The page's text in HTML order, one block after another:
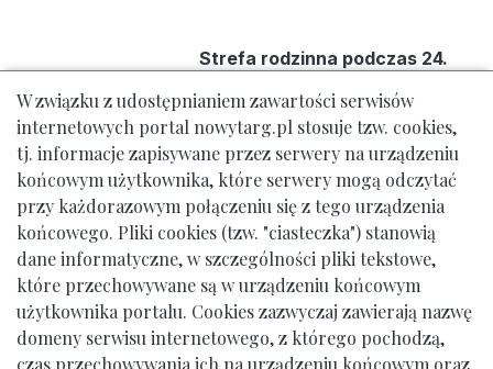
Strefa rodzinna podczas 24.
06.08.2026
INFORMACJA O
UTRUDNIENIACH
06.08.2026
Urząd Miasta Nowy Targ: ul. Krzywa 1, tel. 18 261 12 00
W związku z udostępnianiem zawartości serwisów
internetowych portal nowytarg.pl stosuje tzw. cookies,
tj. informacje zapisywane przez serwery na urządzeniu
końcowym użytkownika, które serwery mogą odczytać
przy każdorazowym połączeniu się z tego urządzenia
końcowego. Pliki cookies (tzw. "ciasteczka") stanowią
dane informatyczne, w szczególności pliki tekstowe,
które przechowywane są w urządzeniu końcowym
użytkownika portalu. Cookies zazwyczaj zawierają nazwę
domeny serwisu internetowego, z którego pochodzą,
czas przechowywania ich na urządzeniu końcowym oraz